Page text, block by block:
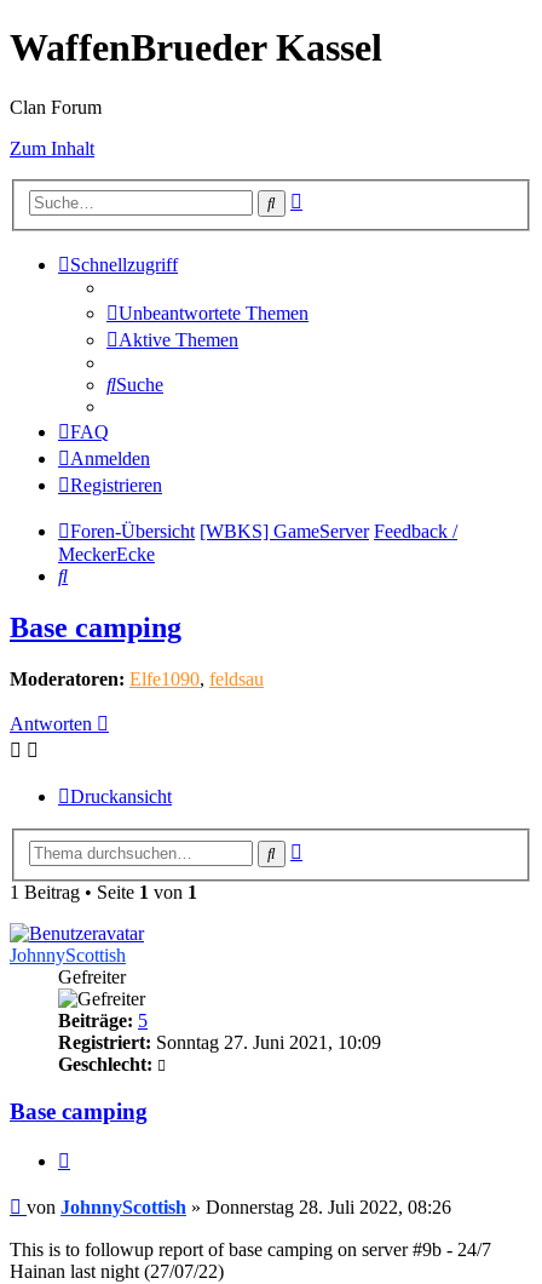
WaffenBrueder Kassel
Clan Forum
Zum Inhalt
Suche
Schnellzugriff
Unbeantwortete Themen
Aktive Themen
Suche
FAQ
Anmelden
Registrieren
Foren-Übersicht [WBKS] GameServer Feedback /
MeckerEcke
Suche
Base camping
Moderatoren: Elfe1090, feldsau
Antworten
Druckansicht
Suche
1 Beitrag • Seite 1 von 1
JohnnyScottish
Gefreiter
Beiträge: 5
Registriert: Sonntag 27. Juni 2021, 10:09
Geschlecht:
Base camping
Beitrag
von JohnnyScottish » Donnerstag 28. Juli 2022, 08:26
This is to followup report of base camping on server #9b - 24/7
Hainan last night (27/07/22)